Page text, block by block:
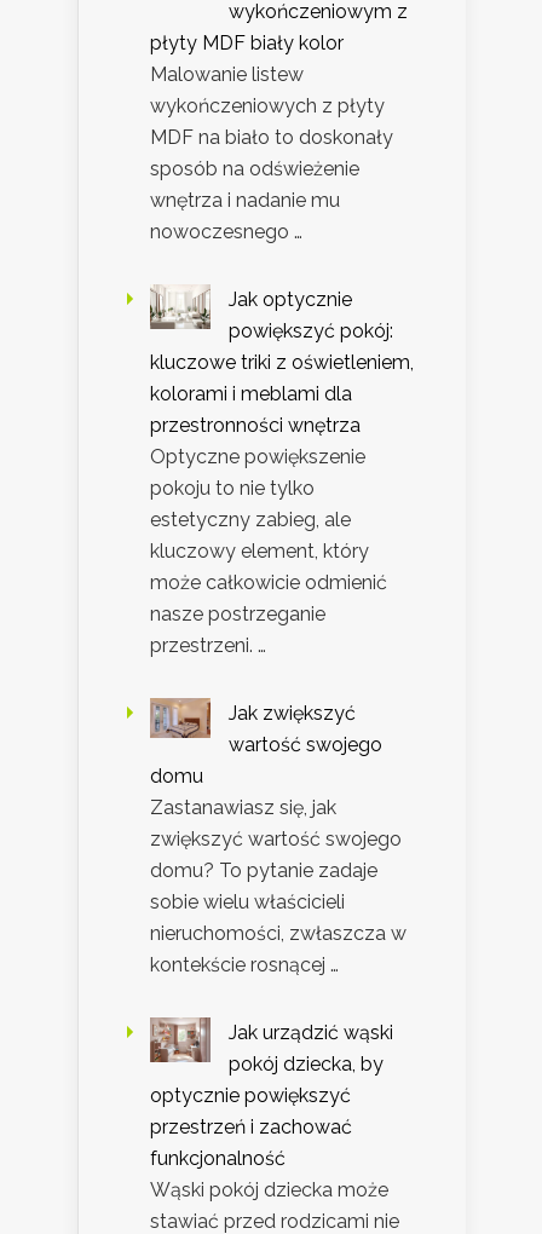
wykończeniowym z
płyty MDF biały kolor
Malowanie listew
wykończeniowych z płyty
MDF na biało to doskonały
sposób na odświeżenie
wnętrza i nadanie mu
nowoczesnego …
Jak optycznie
powiększyć pokój:
kluczowe triki z oświetleniem,
kolorami i meblami dla
przestronności wnętrza
Optyczne powiększenie
pokoju to nie tylko
estetyczny zabieg, ale
kluczowy element, który
może całkowicie odmienić
nasze postrzeganie
przestrzeni. …
Jak zwiększyć
wartość swojego
domu
Zastanawiasz się, jak
zwiększyć wartość swojego
domu? To pytanie zadaje
sobie wielu właścicieli
nieruchomości, zwłaszcza w
kontekście rosnącej …
Jak urządzić wąski
pokój dziecka, by
optycznie powiększyć
przestrzeń i zachować
funkcjonalność
Wąski pokój dziecka może
stawiać przed rodzicami nie